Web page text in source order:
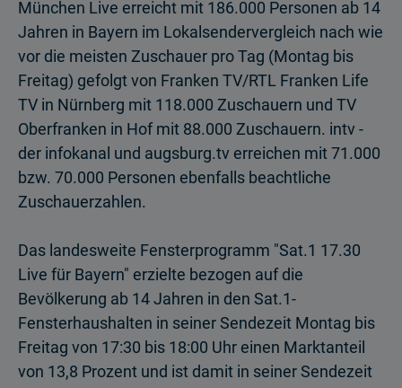
München Live erreicht mit 186.000 Personen ab 14
Jahren in Bayern im Lokalsendervergleich nach wie
vor die meisten Zuschauer pro Tag (Montag bis
Freitag) gefolgt von Franken TV/RTL Franken Life
TV in Nürnberg mit 118.000 Zuschauern und TV
Oberfranken in Hof mit 88.000 Zuschauern. intv -
der infokanal und augsburg.tv erreichen mit 71.000
bzw. 70.000 Personen ebenfalls beachtliche
Zuschauer­zahlen.
Das landesweite Fensterprogramm "Sat.1 17.30
Live für Bayern" erzielte bezogen auf die
Bevölkerung ab 14 Jahren in den Sat.1-
Fensterhaushalten in seiner Sende­zeit Montag bis
Freitag von 17:30 bis 18:00 Uhr einen Marktanteil
von 13,8 Prozent und ist damit in seiner Sendezeit